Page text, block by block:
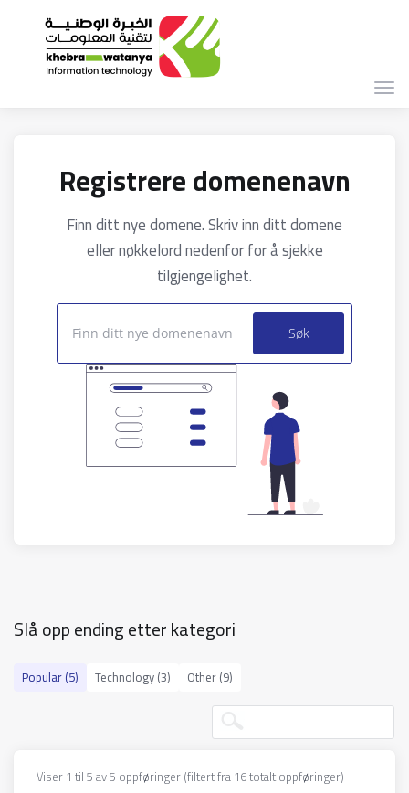
Bytt
Registrere domenenavn
Finn ditt nye domene. Skriv inn ditt domene
eller nøkkelord nedenfor for å sjekke
tilgjengelighet.
Søk
Slå opp ending etter kategori
Popular (5) Technology (3) Other (9)
Viser 1 til 5 av 5 oppføringer (filtert fra 16 totalt oppføringer)